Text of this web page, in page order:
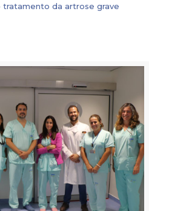
tratamento da artrose grave